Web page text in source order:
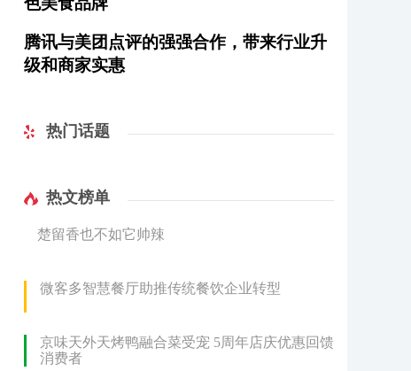
腾讯与美团点评的强强合作，带来行业升
级和商家实惠
热门话题
热文榜单
楚留香也不如它帅辣
微客多智慧餐厅助推传统餐饮企业转型
京味天外天烤鸭融合菜受宠 5周年店庆优惠回馈
消费者